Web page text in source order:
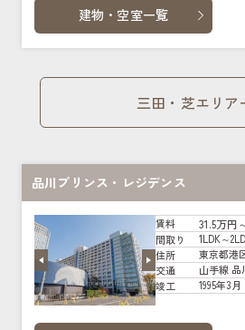
建物・空室一覧
三田・芝エリア
品川プリンス・レジデンス
賃料 31.5万円
間取り
1LDK～
住所
東京都港
交通
山手線 品
竣工
1995年3月